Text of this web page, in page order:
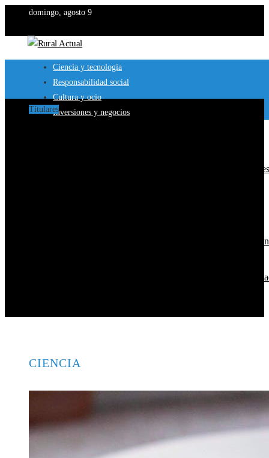
domingo, agosto 9
Ciencia y tecnología
Responsabilidad social
Cultura y ocio
Inversiones y negocios
Títulares
TikTok y Disney lanzan alianza para videos con
Los 10 animales con sentidos que garantizan su
Cómo 15 fórmulas matemáticas revolucionaron el mundo
CIENCIA